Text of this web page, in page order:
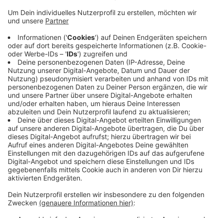
Mittwoch, 20.05.2020 16:12
Im Kreis Wesel wird der Müll ab dem nächsten Jahr
wohl deutlich billiger. Der Kreis hat angekündigt, seine
Abfallgebühren um rund zwei Drittel zu senken. Die
Ersparnis können die Städte und Gemeinden dann an
ihre Bürger weitergeben. Möglich ist das, weil die
Verbrennungsanlage am Asdonkshof in diesem Jahr
abbezahlt ist. Die Abfallgebühr des Kreises gehört
dann zu den niedrigsten in ganz NRW.
Anzeige